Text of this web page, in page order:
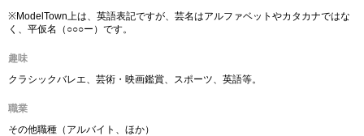
※ModelTown上は、英語表記ですが、芸名はアルファベットやカタカナではな
く、平仮名（○○○ー）です。
趣味
クラシックバレエ、芸術・映画鑑賞、スポーツ、英語等。
職業
その他職種（アルバイト、ほか）